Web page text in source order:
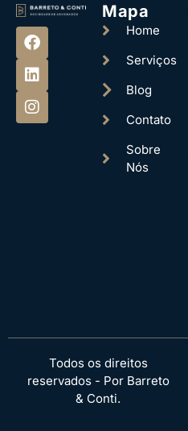
Mapa
Home
Serviços
Blog
Contato
Sobre
Nós
Todos os direitos
reservados - Por Barreto
& Conti.